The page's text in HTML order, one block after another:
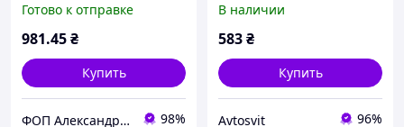
підстаканник
Готово к отправке
981.45₴
Купить
ФОП Александрова Ірина Анатоліївна 98%
В наличии
583₴
Купить
Avtosvit 96%